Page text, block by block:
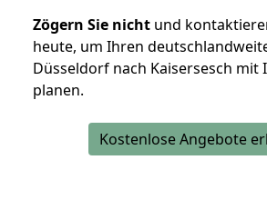
Zögern Sie nicht und
heute, um Ihren
Düsseldorf nach Kaisersesch mit
planen.
Kostenlose Angebote